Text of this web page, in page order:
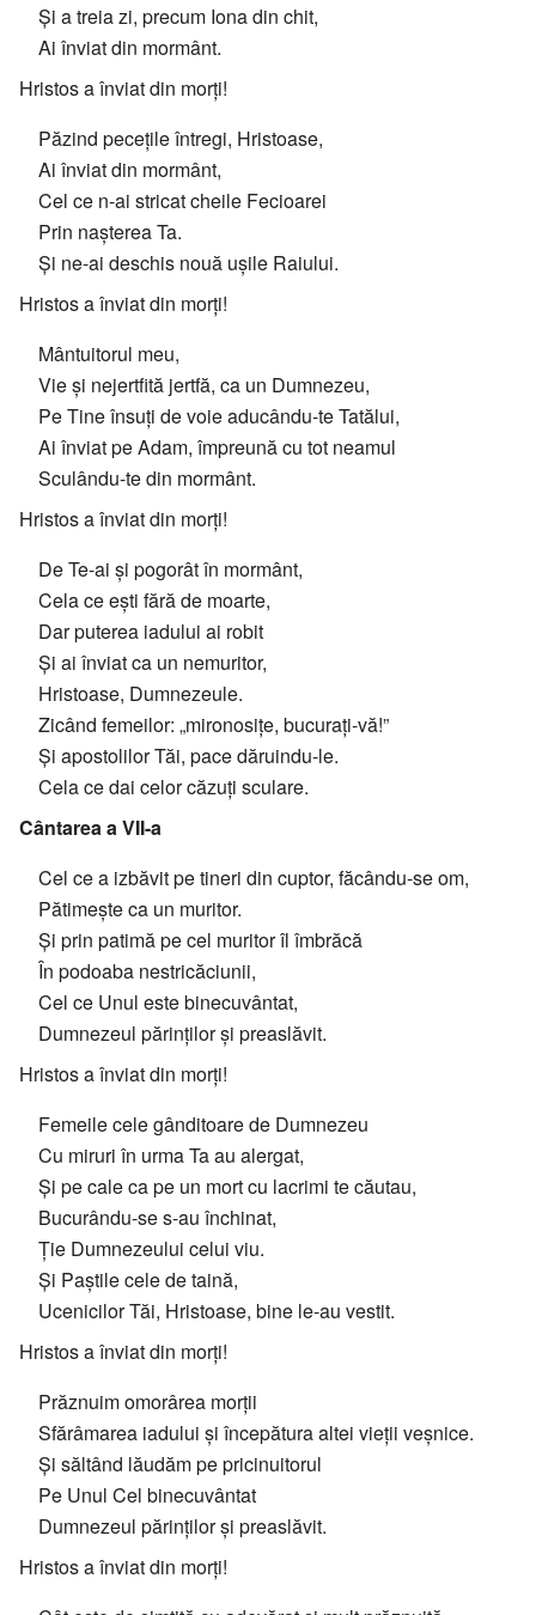
Și a treia zi, precum Iona din chit,
Ai înviat din mormânt.
Hristos a înviat din morți!
Păzind pecețile întregi, Hristoase,
Ai înviat din mormânt,
Cel ce n-ai stricat cheile Fecioarei
Prin nașterea Ta.
Și ne-ai deschis nouă ușile Raiului.
Hristos a înviat din morți!
Mântuitorul meu,
Vie și nejertfită jertfă, ca un Dumnezeu,
Pe Tine însuți de voie aducându-te Tatălui,
Ai înviat pe Adam, împreună cu tot neamul
Sculându-te din mormânt.
Hristos a înviat din morți!
De Te-ai și pogorât în mormânt,
Cela ce ești fără de moarte,
Dar puterea iadului ai robit
Și ai înviat ca un nemuritor,
Hristoase, Dumnezeule.
Zicând femeilor: „mironosițe, bucurați-vă!”
Și apostolilor Tăi, pace dăruindu-le.
Cela ce dai celor căzuți sculare.
Cântarea a VII-a
Cel ce a izbăvit pe tineri din cuptor, făcându-se om,
Pătimește ca un muritor.
Și prin patimă pe cel muritor îl îmbrăcă
În podoaba nestricăciunii,
Cel ce Unul este binecuvântat,
Dumnezeul părinților și preaslăvit.
Hristos a înviat din morți!
Femeile cele gânditoare de Dumnezeu
Cu miruri în urma Ta au alergat,
Și pe cale ca pe un mort cu lacrimi te căutau,
Bucurându-se s-au închinat,
Ție Dumnezeului celui viu.
Și Paștile cele de taină,
Ucenicilor Tăi, Hristoase, bine le-au vestit.
Hristos a înviat din morți!
Prăznuim omorârea morții
Sfărâmarea iadului și începătura altei vieții veșnice.
Și săltând lăudăm pe pricinuitorul
Pe Unul Cel binecuvântat
Dumnezeul părinților și preaslăvit.
Hristos a înviat din morți!